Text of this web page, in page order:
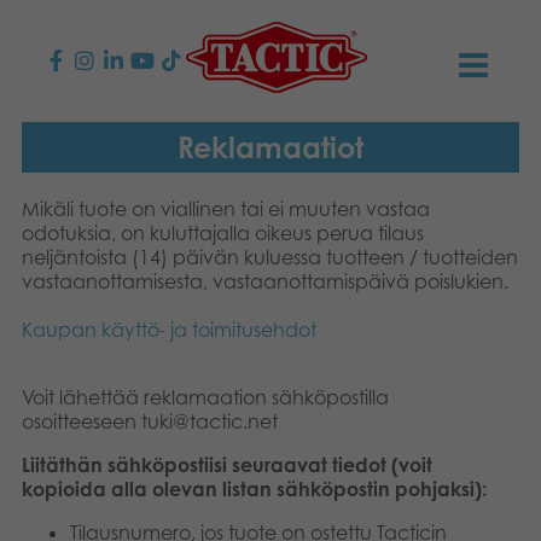
KAUPPA
Perhepelit
Aikuisten pelit
AJANKOHTAISTA
TACTIC
Tapa toimia
Vastuullisuus
YHTEYSTIEDOT
Ota yhteyttä
Reklamaatiot
Sivustot
PLAY CLUB
OSTOSKORI
OMA TILI
Reklamaatiot
Mikäli tuote on viallinen tai ei muuten vastaa
odotuksia, on kuluttajalla oikeus perua tilaus
neljäntoista (14) päivän kuluessa tuotteen / tuotteiden
vastaanottamisesta, vastaanottamispäivä poislukien.
Kaupan käyttö- ja toimitusehdot
Voit lähettää reklamaation sähköpostilla
osoitteeseen tuki@tactic.net
Liitäthän sähköpostiisi seuraavat tiedot (voit
kopioida alla olevan listan sähköpostin pohjaksi):
Tilausnumero, jos tuote on ostettu Tacticin